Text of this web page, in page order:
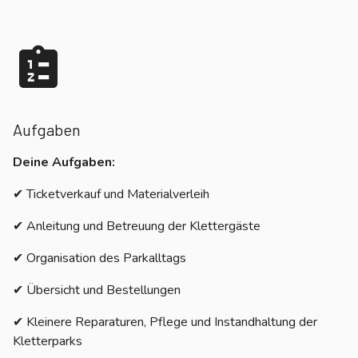
Aufgaben
Deine Aufgaben:
✔ Ticketverkauf und Materialverleih
✔ Anleitung und Betreuung der Klettergäste
✔ Organisation des Parkalltags
✔ Übersicht und Bestellungen
✔ Kleinere Reparaturen, Pflege und Instandhaltung der
Kletterparks